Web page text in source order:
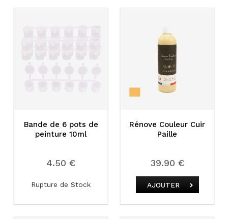
Bande de 6 pots de
peinture 10ml
4.50 €
Rupture de Stock
Rénove Couleur Cuir
Paille
39.90 €
AJOUTER